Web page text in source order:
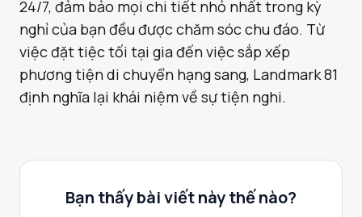
24/7, đảm bảo mọi chi tiết nhỏ nhất trong kỳ
nghỉ của bạn đều được chăm sóc chu đáo. Từ
việc đặt tiệc tối tại gia đến việc sắp xếp
phương tiện di chuyển hạng sang, Landmark 81
định nghĩa lại khái niệm về sự tiện nghi.
Bạn thấy bài viết này thế nào?